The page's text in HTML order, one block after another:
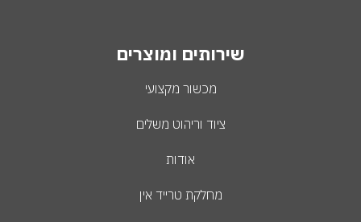
שירותים ומוצרים
מכשור מקצועי
ציוד וריהוט משלים
אודות
מחלקת טרייד אין